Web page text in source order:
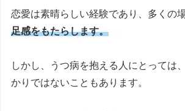
恋愛は素晴らしい経験であり、多くの
足感をもたらします。
しかし、うつ病を抱える人にとっては
かりではないこともあります。